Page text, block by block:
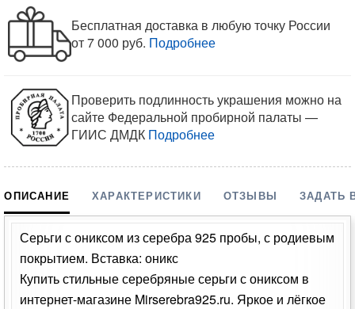
Бесплатная доставка в любую точку России
от 7 000 руб. Подробнее
Проверить подлинность украшения можно на
сайте Федеральной пробирной палаты —
ГИИС ДМДК Подробнее
ОПИСАНИЕ ХАРАКТЕРИСТИКИ ОТЗЫВЫ ЗАДАТЬ
Серьги с ониксом из серебра 925 пробы, с родиевым
покрытием. Вставка: оникс
Купить стильные серебряные серьги с ониксом в
интернет-магазине Mirserebra925.ru. Яркое и лёгкое